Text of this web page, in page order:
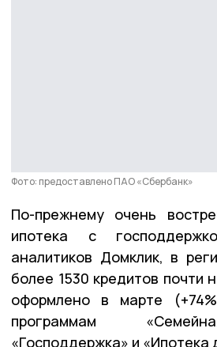
Фото: предоставлено ПАО «Сбербанк»
По-прежнему очень
ипотека с
аналитиков Домклик, в
более 1530 кредитов почти
оформлено в марте
программам
«Господдержка» и «Ипотека